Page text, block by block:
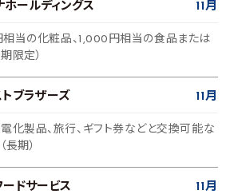
ホールディングス 11月
当の化粧品、1,000円相当の食品または
限定）
トブラザーズ 11月
電化製品、旅行、ギフト券などと交換可能な
長期）
ードサービス 11月